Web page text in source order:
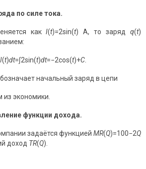
по силе тока.
какI(t)=2sin(t) А, то зарядq(t)
I(t)dt=∫2sin(t)dt=−2cos(t)+C
начальный заряд в цепи
экономики.
функции дохода.
задаётся функцией MR(Q)=100−2Q
доход TR(Q).